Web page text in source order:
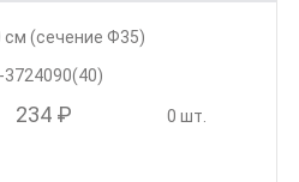
(сечение Ф35)
3724090(40)
234 ₽ 0 шт.